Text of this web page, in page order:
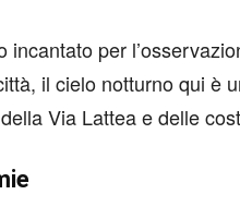
per
il cielo notturno qui è
Via Lattea e delle